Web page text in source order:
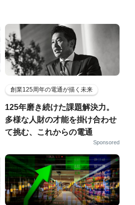
創業125周年の電通が描く未来
125年磨き続けた課題解決力。
多様な人財の才能を掛け合わせ
て挑む、これからの電通
Sponsored